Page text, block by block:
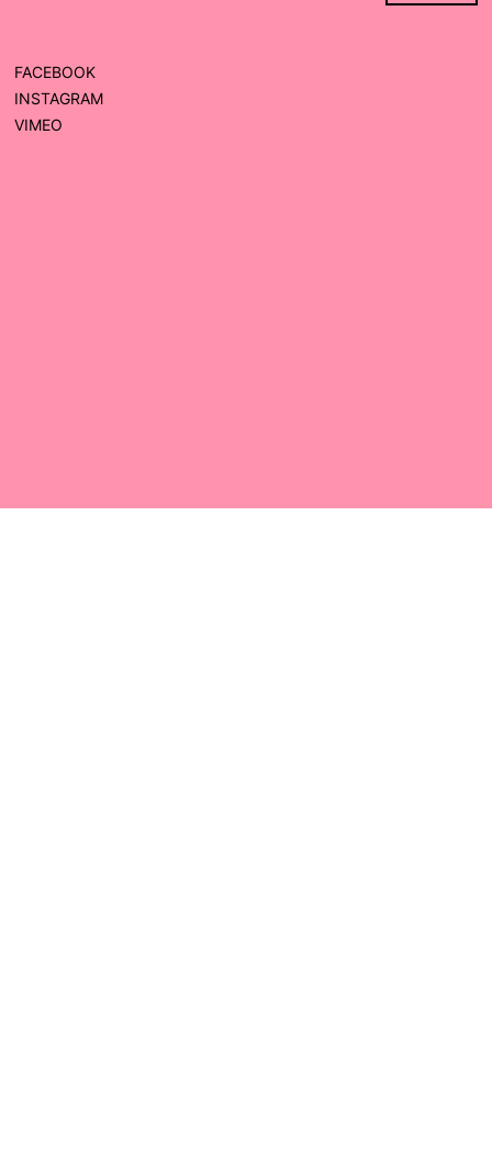
FACEBOOK
INSTAGRAM
VIMEO